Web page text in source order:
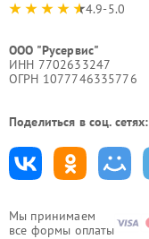
Мы принимаем
все формы оплаты
4.9-5.0
ООО "Русервис"
ИНН 7702633247
ОГРН 1077746335776
Поделиться в соц. сетях: